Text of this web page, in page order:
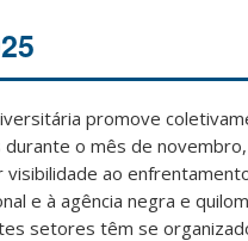
promove
o mês de
visibilidade ao
e à agência negra e
setores têm se